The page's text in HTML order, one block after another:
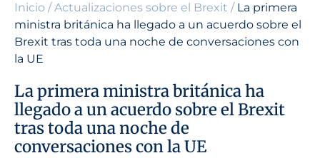
Inicio /Actualizaciones sobre el Brexit / La primera
ministra británica ha llegado a un acuerdo sobre el
Brexit tras toda una noche de conversaciones con
la UE
La primera ministra británica ha
llegado a un acuerdo sobre el Brexit
tras toda una noche de
conversaciones con la UE